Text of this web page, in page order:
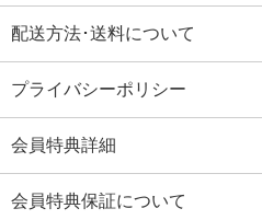
配送方法･送料について
プライバシーポリシー
会員特典詳細
会員特典保証について